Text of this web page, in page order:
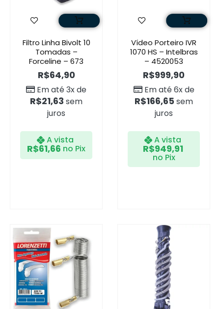
Filtro Linha Bivolt 10
Tomadas –
Forceline – 673
R$64,90
Em até 3x de
R$21,63 sem
juros
A vista
R$61,66 no Pix
Vídeo Porteiro IVR
1070 HS – Intelbras
– 4520053
R$999,90
Em até 6x de
R$166,65 sem
juros
A vista
R$949,91
no Pix